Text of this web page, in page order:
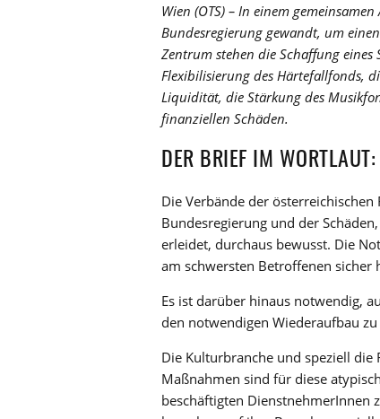
Wien (OTS) – In einem
Bundesregierung gewandt, um
Zentrum stehen die Schaffung
Flexibilisierung des Härtefallfonds,
Liquidität, die Stärkung des
finanziellen Schäden.
DER BRIEF IM WORTLAUT:
Die Verbände der
Bundesregierung und der
erleidet, durchaus bewusst. Die
am schwersten Betroffenen sicher
Es ist darüber hinaus notwendig,
den notwendigen Wiederaufbau
Die Kulturbranche und speziell die
Maßnahmen sind für diese
beschäftigten